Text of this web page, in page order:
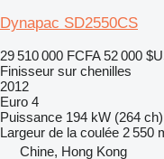
Dynapac SD2550CS
29 510 000 FCFA 52 000
Finisseur sur chenilles
2012
Euro 4
Puissance 194 kW (264 ch)
Largeur de la coulée 2 550
Chine, Hong Kong